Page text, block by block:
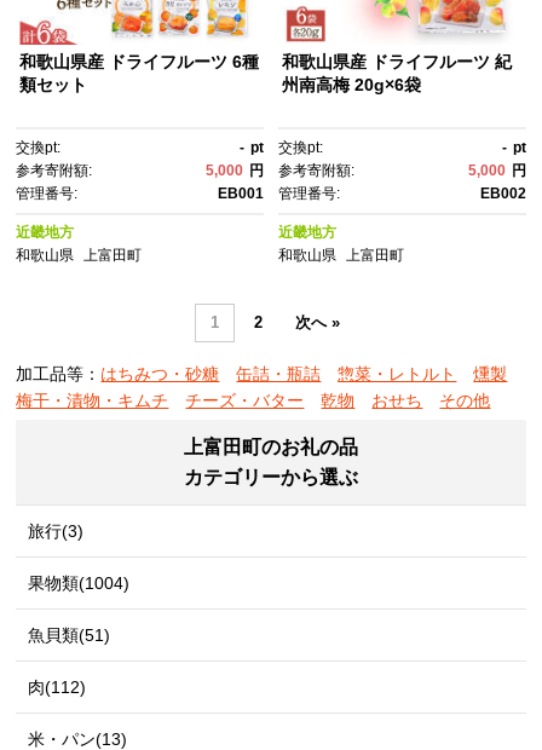
和歌山県産 ドライフルーツ 6種
類セット
交換pt: - pt
参考寄附額:
5,000 円
管理番号:
EB001
近畿地方
和歌山県
上富田町
和歌山県産 ドライフルーツ 紀
州南高梅 20g×6袋
交換pt: - pt
参考寄附額:
5,000 円
管理番号:
EB002
近畿地方
和歌山県 上富田町
1 2 次へ »
加工品等： はちみつ・砂糖 缶詰・瓶詰 惣菜・レトルト
燻製
梅干・漬物・キムチ
チーズ・バター 乾物 おせち その他
上富田町のお礼の品
カテゴリーから選ぶ
旅行(3)
果物類(1004)
魚貝類(51)
肉(112)
米・パン(13)